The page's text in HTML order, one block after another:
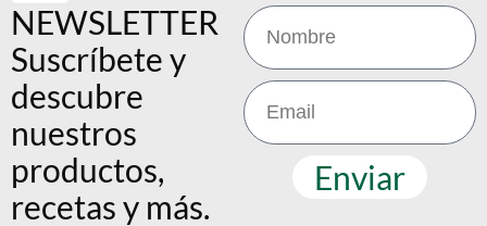
NEWSLETTER
Suscríbete y
descubre
nuestros
productos,
recetas y más.
Enviar